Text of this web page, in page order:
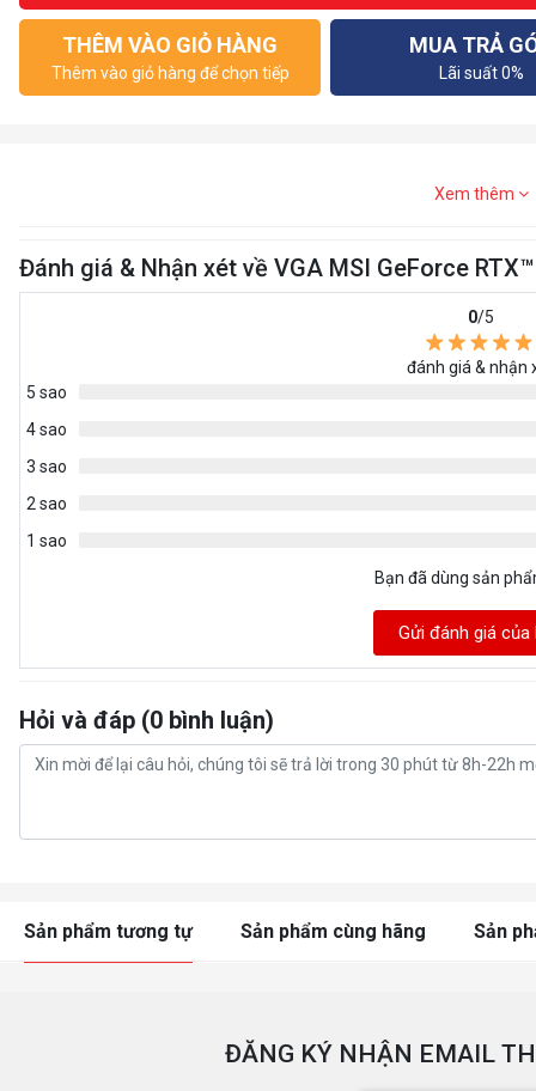
THÊM VÀO GIỎ HÀNG
Thêm vào giỏ hàng để chọn tiếp
MUA TRẢ
Lãi suất 0%
Xem thêm
Đánh giá & Nhận xét về VGA MSI GeForce
0/5
đánh giá & nhận
5 sao
4 sao
3 sao
2 sao
1 sao
Bạn đã dùng sản
Gửi đánh giá của
Hỏi và đáp (0 bình luận)
Sản phẩm tương tự Sản phẩm cùng hãng Sản
ĐĂNG KÝ NHẬN EMAIL